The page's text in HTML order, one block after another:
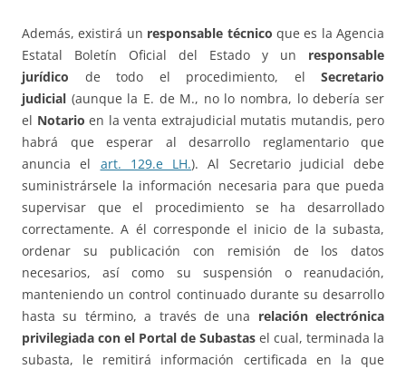
Además, existirá un responsable técnico que es la Agencia
Estatal Boletín Oficial del Estado y un responsable
jurídico de todo el procedimiento, el Secretario
judicial (aunque la E. de M., no lo nombra, lo debería ser
el Notario en la venta extrajudicial mutatis mutandis, pero
habrá que esperar al desarrollo reglamentario que
anuncia el art. 129.e LH.). Al Secretario judicial debe
suministrársele la información necesaria para que pueda
supervisar que el procedimiento se ha desarrollado
correctamente. A él corresponde el inicio de la subasta,
ordenar su publicación con remisión de los datos
necesarios, así como su suspensión o reanudación,
manteniendo un control continuado durante su desarrollo
hasta su término, a través de una relación electrónica
privilegiada con el Portal de Subastas el cual, terminada la
subasta, le remitirá información certificada en la que